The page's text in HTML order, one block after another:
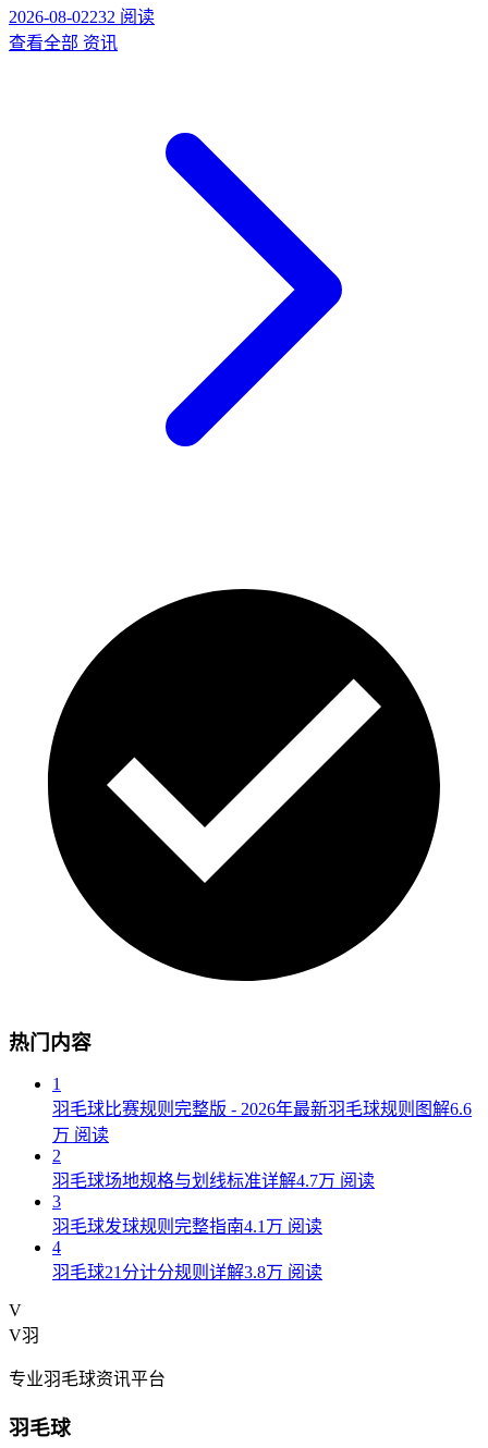
2026-08-02232 阅读
查看全部 资讯
热门内容
1
羽毛球比赛规则完整版 - 2026年最新羽毛球规则图解6.6
万 阅读
2
羽毛球场地规格与划线标准详解4.7万 阅读
3
羽毛球发球规则完整指南4.1万 阅读
4
羽毛球21分计分规则详解3.8万 阅读
V
V羽
专业羽毛球资讯平台
羽毛球